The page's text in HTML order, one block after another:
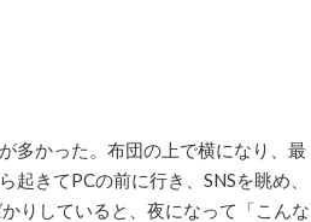
多かった。布団の上で横になり、最
きてPCの前に行き、SNSを眺め、
りしていると、夜になって「こんな